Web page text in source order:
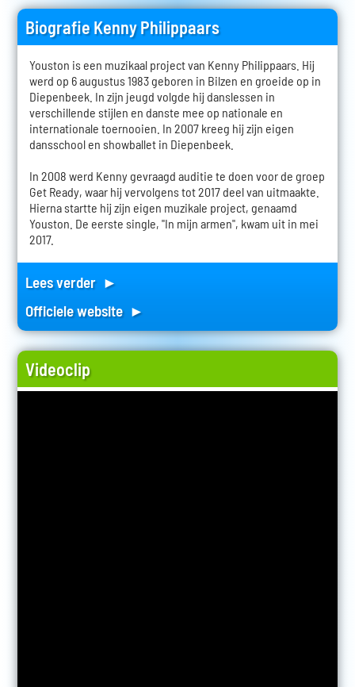
Biografie Kenny Philippaars
Youston is een muzikaal project van Kenny Philippaars. Hij
werd op 6 augustus 1983 geboren in Bilzen en groeide op in
Diepenbeek. In zijn jeugd volgde hij danslessen in
verschillende stijlen en danste mee op nationale en
internationale toernooien. In 2007 kreeg hij zijn eigen
dansschool en showballet in Diepenbeek.
In 2008 werd Kenny gevraagd auditie te doen voor de groep
Get Ready, waar hij vervolgens tot 2017 deel van uitmaakte.
Hierna startte hij zijn eigen muzikale project, genaamd
Youston. De eerste single, "In mijn armen", kwam uit in mei
2017.
Lees verder ►
Officiele website ►
Videoclip